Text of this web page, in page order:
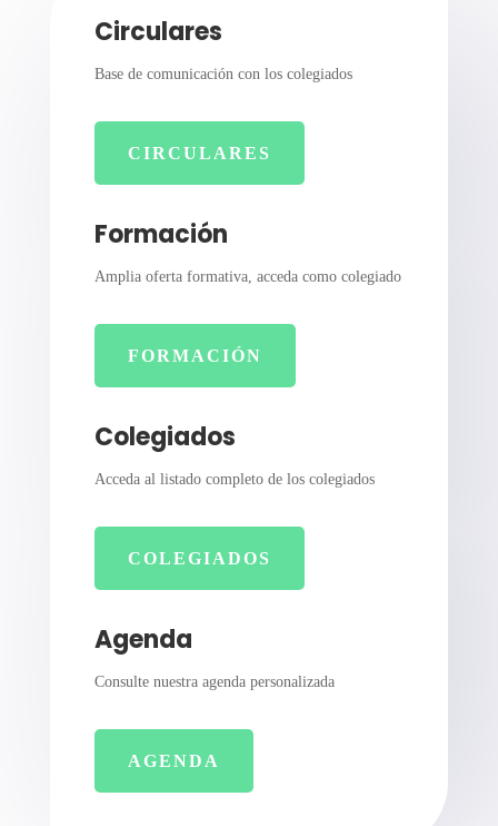
Circulares
Base de comunicación con los colegiados
CIRCULARES
Formación
Amplia oferta formativa, acceda como colegiado
FORMACIÓN
Colegiados
Acceda al listado completo de los colegiados
COLEGIADOS
Agenda
Consulte nuestra agenda personalizada
AGENDA